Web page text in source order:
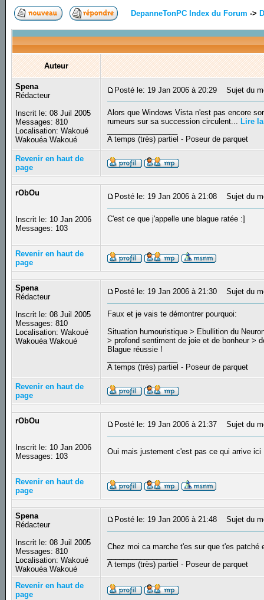
DepanneTonPC Index du Forum ->
Auteur
Spena
Rédacteur
Inscrit le: 08 Juil 2005
Messages: 810
Localisation: Wakoué
Wakouéa Wakoué
Posté le: 19 Jan 2006 à 20:29 Sujet du
Alors que Windows Vista n'est pas encore
rumeurs sur sa succession circulent... Lire
A temps (très) partiel - Poseur de parquet
Revenir en haut de
page
rObOu
Inscrit le: 10 Jan 2006
Messages: 103
Posté le: 19 Jan 2006 à 21:08 Sujet du
C'est ce que j'appelle une blague ratée :]
Revenir en haut de
page
Spena
Rédacteur
Inscrit le: 08 Juil 2005
Messages: 810
Localisation: Wakoué
Wakouéa Wakoué
Posté le: 19 Jan 2006 à 21:30 Sujet du
Faux et je vais te démontrer pourquoi:
Situation humouristique > Ebullition du
> profond sentiment de joie et de bonheur >
Blague réussie !
A temps (très) partiel - Poseur de parquet
Revenir en haut de
page
rObOu
Inscrit le: 10 Jan 2006
Messages: 103
Posté le: 19 Jan 2006 à 21:37 Sujet du
Oui mais justement c'est pas ce qui arrive ici
Revenir en haut de
page
Spena
Rédacteur
Inscrit le: 08 Juil 2005
Messages: 810
Localisation: Wakoué
Wakouéa Wakoué
Posté le: 19 Jan 2006 à 21:48 Sujet du
Chez moi ca marche t'es sur que t'es
A temps (très) partiel - Poseur de parquet
Revenir en haut de
page